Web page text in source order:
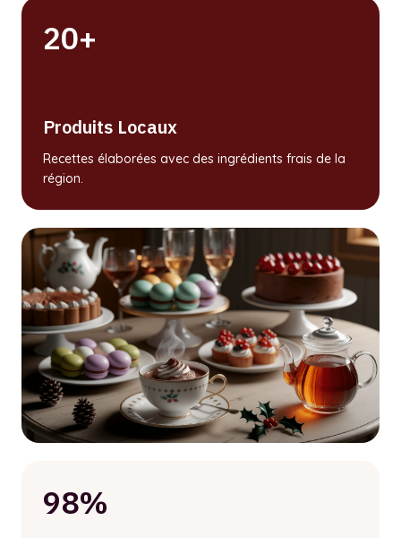
20+
Produits Locaux
Recettes élaborées avec des ingrédients frais de la
région.
98%